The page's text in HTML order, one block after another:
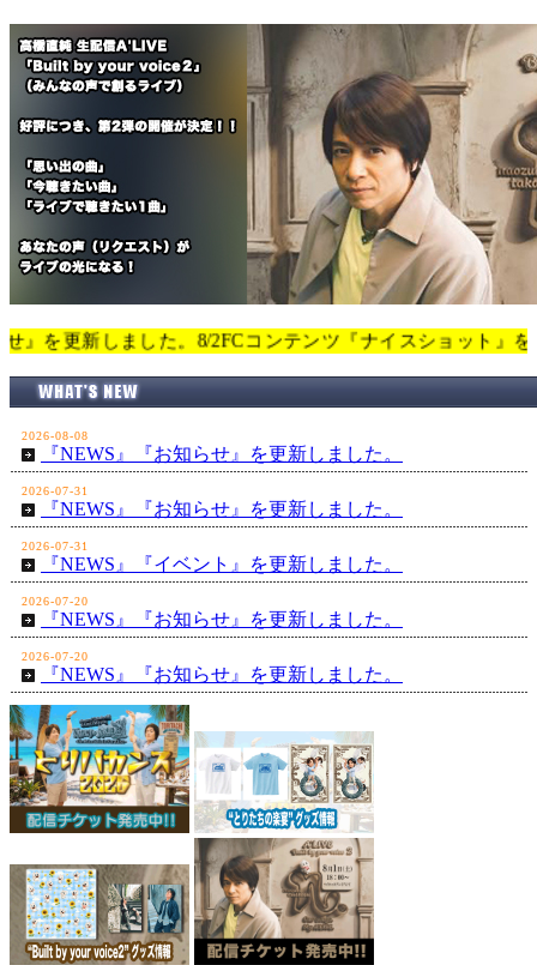
ました。8/2FCコンテンツ『ナイスショット』を更新し
2026-08-08
『NEWS』『お知らせ』を更新しました。
2026-07-31
『NEWS』『お知らせ』を更新しました。
2026-07-31
『NEWS』『イベント』を更新しました。
2026-07-20
『NEWS』『お知らせ』を更新しました。
2026-07-20
『NEWS』『お知らせ』を更新しました。